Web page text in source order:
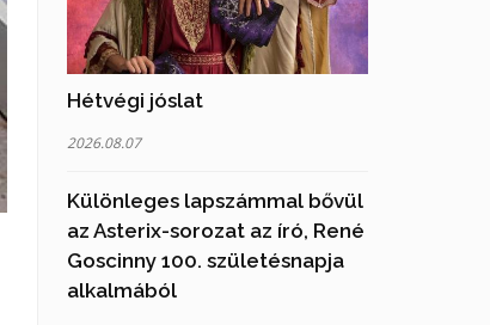
Hétvégi jóslat
2026.08.07
Különleges lapszámmal bővül
az Asterix-sorozat az író, René
Goscinny 100. születésnapja
alkalmából